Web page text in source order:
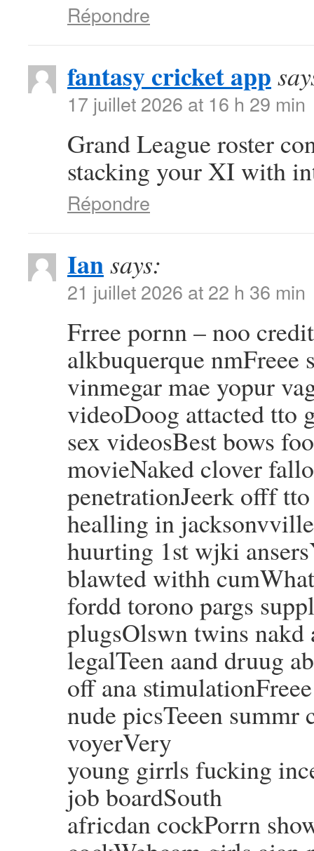
Répondre
fantasy cricket app
17 juillet 2026 at 16 h 29 min
Grand League roster
stacking your XI with
Répondre
Iansays:
21 juillet 2026 at 22 h 36 min
Frree pornn – noo
alkbuquerque nmFreee
vinmegar mae yopur
videoDoog attacted tto
sex videosBest bows
movieNaked clover
penetrationJeerk offf
healling in
huurting 1st wjki
blawted withh
fordd torono pargs
plugsOlswn twins nakd
legalTeen aand druug
off ana
nude picsTeeen summr
voyerVery
young girrls fucking
job boardSouth
africdan cockPorrn